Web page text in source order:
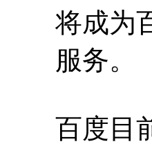
将成为
服务。
百度目